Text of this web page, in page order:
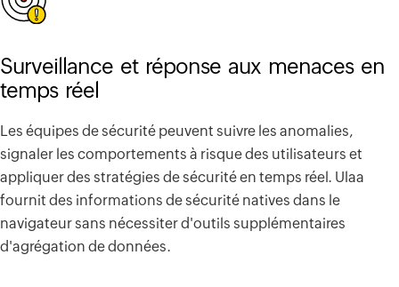
Surveillance et réponse aux menaces en
temps réel
Les équipes de sécurité peuvent suivre les anomalies,
signaler les comportements à risque des utilisateurs et
appliquer des stratégies de sécurité en temps réel. Ulaa
fournit des informations de sécurité natives dans le
navigateur sans nécessiter d'outils supplémentaires
d'agrégation de données.